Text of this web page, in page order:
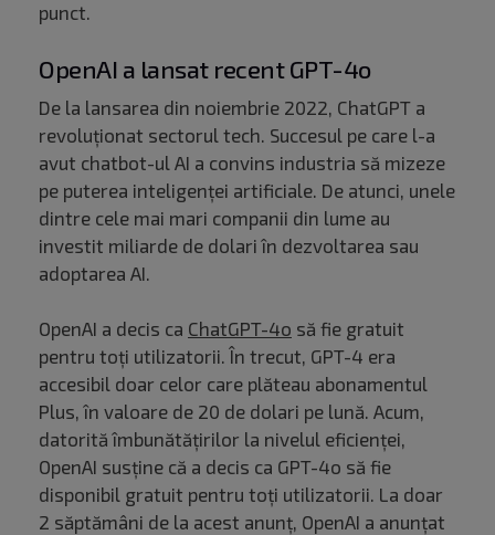
punct.
OpenAI a lansat recent GPT-4o
De la lansarea din noiembrie 2022, ChatGPT a
revoluționat sectorul tech. Succesul pe care l-a
avut chatbot-ul AI a convins industria să mizeze
pe puterea inteligenței artificiale. De atunci, unele
dintre cele mai mari companii din lume au
investit miliarde de dolari în dezvoltarea sau
adoptarea AI.
OpenAI a decis ca ChatGPT-4o să fie gratuit
pentru toți utilizatorii. În trecut, GPT-4 era
accesibil doar celor care plăteau abonamentul
Plus, în valoare de 20 de dolari pe lună. Acum,
datorită îmbunătățirilor la nivelul eficienței,
OpenAI susține că a decis ca GPT-4o să fie
disponibil gratuit pentru toți utilizatorii. La doar
2 săptămâni de la acest anunț, OpenAI a anunțat